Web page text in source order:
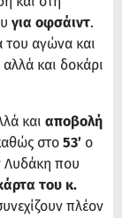
για οφσάιντ.
του αγώνα και
και δοκάρι
και αποβολή
στο 53’ ο
Λυδάκη που
του κ.
πλέον